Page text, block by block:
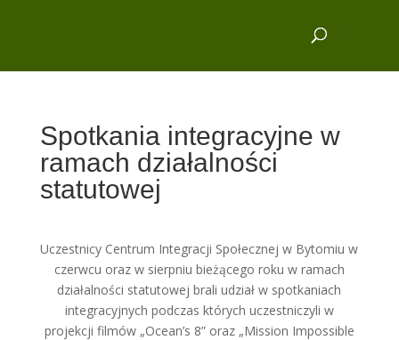
Spotkania integracyjne w
ramach działalności
statutowej
Uczestnicy Centrum Integracji Społecznej w Bytomiu w
czerwcu oraz w sierpniu bieżącego roku w ramach
działalności statutowej brali udział w spotkaniach
integracyjnych podczas których uczestniczyli w
projekcji filmów „Ocean’s 8” oraz „Mission Impossible